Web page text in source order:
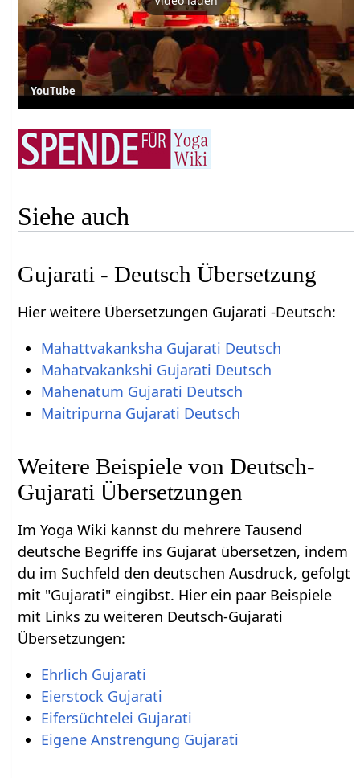
YouTube
Siehe auch
Gujarati - Deutsch Übersetzung
Hier weitere Übersetzungen Gujarati -Deutsch:
Mahattvakanksha Gujarati Deutsch
Mahatvakankshi Gujarati Deutsch
Mahenatum Gujarati Deutsch
Maitripurna Gujarati Deutsch
Weitere Beispiele von Deutsch-
Gujarati Übersetzungen
Im Yoga Wiki kannst du mehrere Tausend
deutsche Begriffe ins Gujarat übersetzen, indem
du im Suchfeld den deutschen Ausdruck, gefolgt
mit "Gujarati" eingibst. Hier ein paar Beispiele
mit Links zu weiteren Deutsch-Gujarati
Übersetzungen:
Ehrlich Gujarati
Eierstock Gujarati
Eifersüchtelei Gujarati
Eigene Anstrengung Gujarati